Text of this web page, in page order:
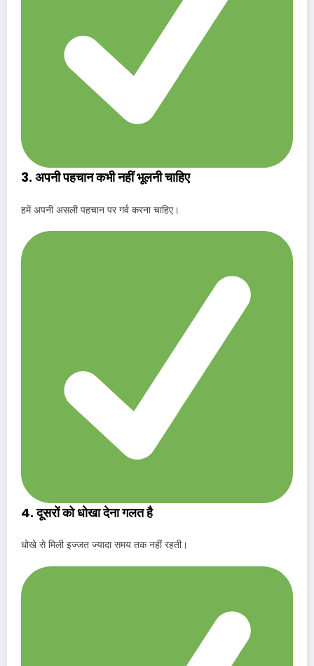
3. अपनी पहचान कभी नहीं भूलनी चाहिए
हमें अपनी असली पहचान पर गर्व करना चाहिए।
4. दूसरों को धोखा देना गलत है
धोखे से मिली इज्जत ज्यादा समय तक नहीं रहती।